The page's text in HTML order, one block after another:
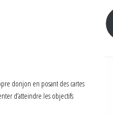
donjon en posant des cartes
d’atteindre les objectifs